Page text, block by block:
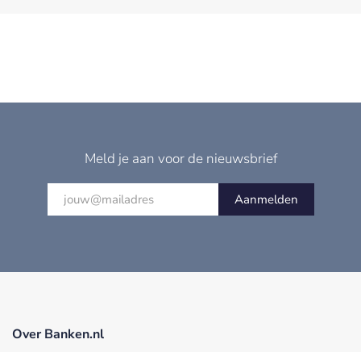
Meld je aan voor de nieuwsbrief
Aanmelden
Over Banken.nl